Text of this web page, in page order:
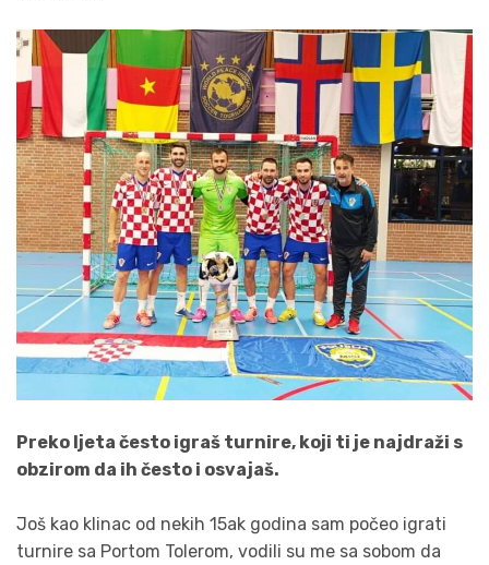
Preko ljeta često igraš turnire, koji ti je najdraži s
obzirom da ih često i osvajaš.
Još kao klinac od nekih 15ak godina sam počeo igrati
turnire sa Portom Tolerom, vodili su me sa sobom da